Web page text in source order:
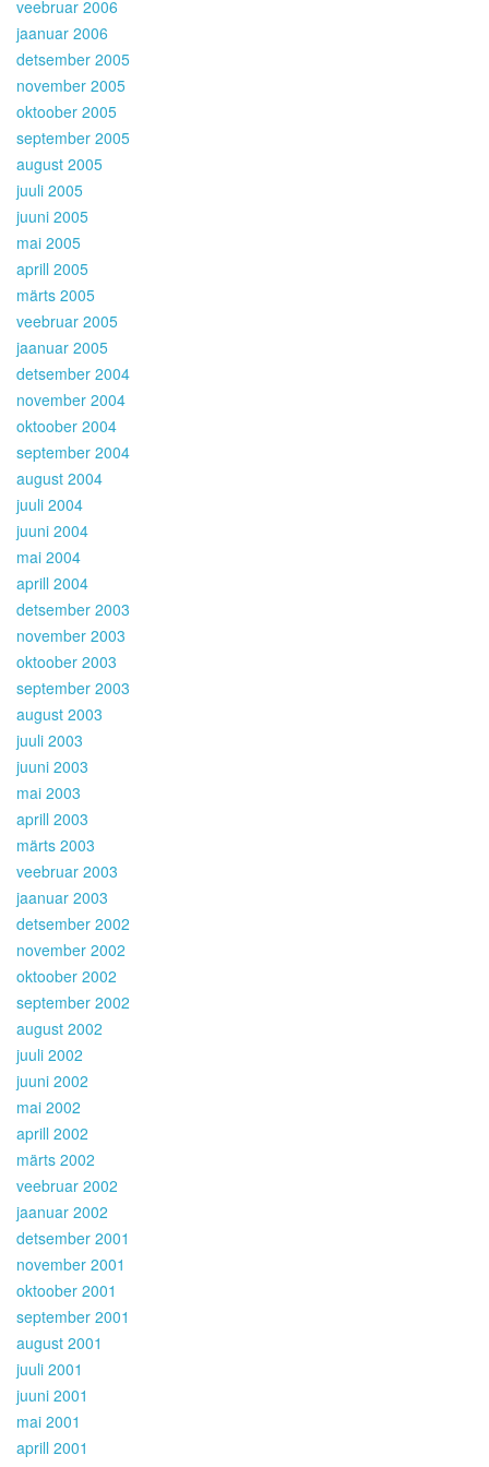
veebruar 2006
jaanuar 2006
detsember 2005
november 2005
oktoober 2005
september 2005
august 2005
juuli 2005
juuni 2005
mai 2005
aprill 2005
märts 2005
veebruar 2005
jaanuar 2005
detsember 2004
november 2004
oktoober 2004
september 2004
august 2004
juuli 2004
juuni 2004
mai 2004
aprill 2004
detsember 2003
november 2003
oktoober 2003
september 2003
august 2003
juuli 2003
juuni 2003
mai 2003
aprill 2003
märts 2003
veebruar 2003
jaanuar 2003
detsember 2002
november 2002
oktoober 2002
september 2002
august 2002
juuli 2002
juuni 2002
mai 2002
aprill 2002
märts 2002
veebruar 2002
jaanuar 2002
detsember 2001
november 2001
oktoober 2001
september 2001
august 2001
juuli 2001
juuni 2001
mai 2001
aprill 2001